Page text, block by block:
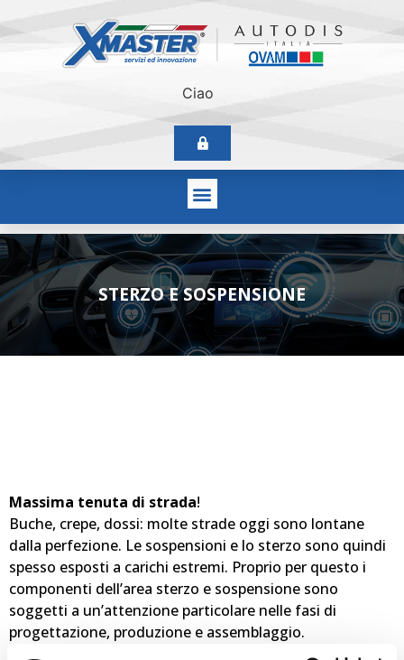
Ciao
STERZO E SOSPENSIONE
Massima tenuta di strada!
Buche, crepe, dossi: molte strade oggi sono lontane
dalla perfezione. Le sospensioni e lo sterzo sono quindi
spesso esposti a carichi estremi. Proprio per questo i
componenti dell’area sterzo e sospensione sono
soggetti a un’attenzione particolare nelle fasi di
progettazione, produzione e assemblaggio.